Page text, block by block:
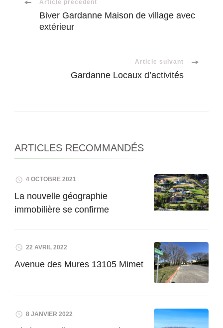
Navigation
d'article
Article précédent
Biver Gardanne Maison de village avec
extérieur
Article suivant
Gardanne Locaux d’activités
ARTICLES RECOMMANDÉS
4 OCTOBRE 2021
La nouvelle géographie
immobilière se confirme
22 AVRIL 2022
Avenue des Mures 13105 Mimet
8 JANVIER 2022